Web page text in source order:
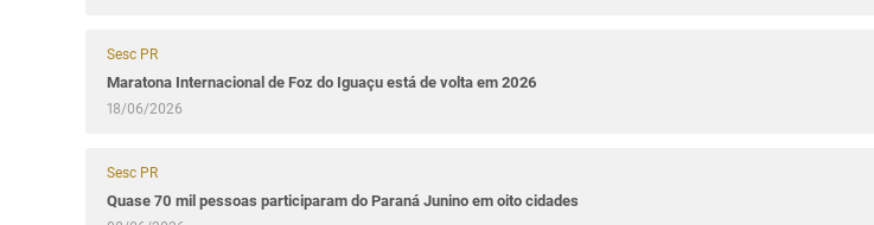
Sesc PR
Maratona Internacional de Foz do Iguaçu está de volta em 2026
18/06/2026
Sesc PR
Quase 70 mil pessoas participaram do Paraná Junino em oito cidades